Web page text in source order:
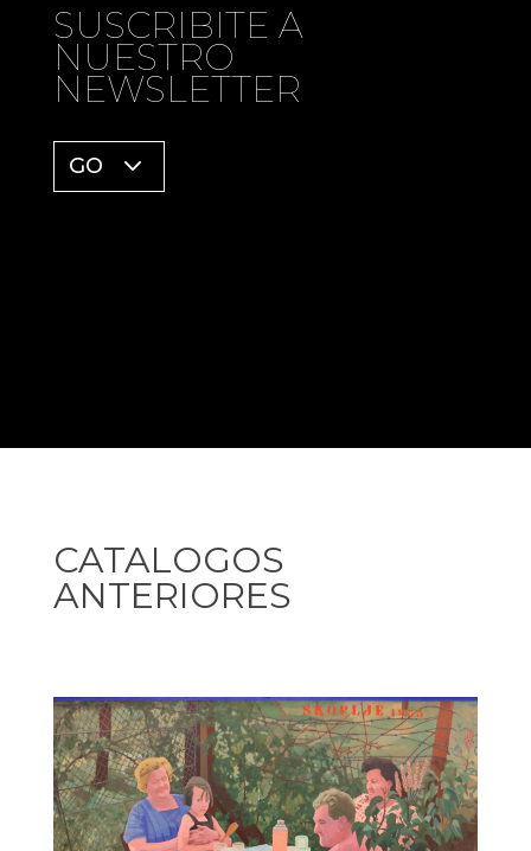
SUSCRIBITE A
NUESTRO
NEWSLETTER
GO
CATALOGOS
ANTERIORES